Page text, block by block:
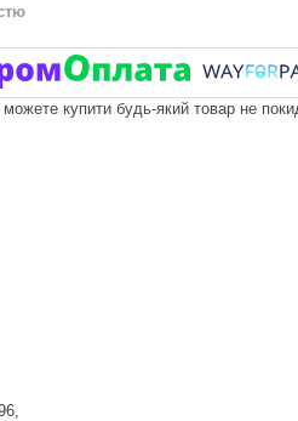
купити будь-який товар не